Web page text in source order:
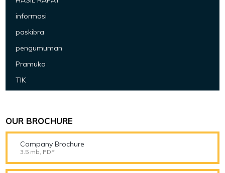
informasi
paskibra
pengumuman
Pramuka
TIK
OUR BROCHURE
Company Brochure
3.5 mb, PDF